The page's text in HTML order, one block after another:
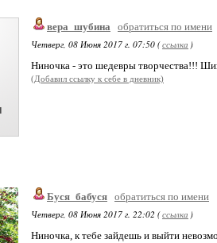
вера_шубина
обратиться по имени
Четверг, 08 Июня 2017 г. 07:50 (ссылка )
Ниночка - это шедевры творчества!!!
(Добавил ссылку к себе в дневник)
Буся_бабуся обратиться по имени
Четверг, 08 Июня 2017 г. 22:02 (ссылка )
Ниночка, к тебе зайдешь и выйти